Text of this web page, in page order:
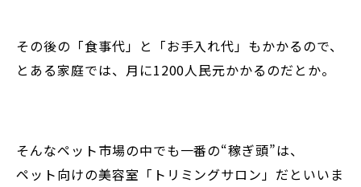
その後の「食事代」と「お手入れ代」もかかるので、
とある家庭では、月に1200人民元かかるのだとか。
そんなペット市場の中でも一番の“稼ぎ頭”は、
ペット向けの美容室「トリミングサロン」だといいま